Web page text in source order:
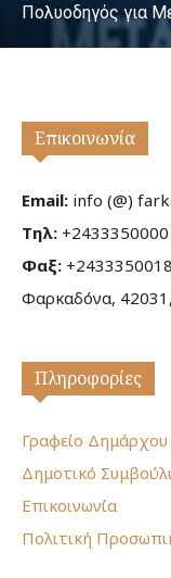
Πολυοδηγός για
Επικοινωνία
Email: info (@)
Τηλ: +2433350000
Φαξ: +2433350018
Φαρκαδόνα,
Πληροφορίες
Γραφείο Δημάρχου
Δημοτικό
Επικοινωνία
Πολιτική